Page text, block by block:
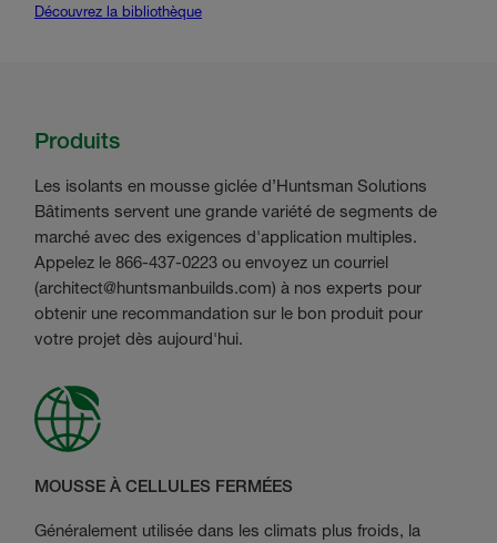
Découvrez la bibliothèque
Produits
Les isolants en mousse giclée d’Huntsman Solutions
Bâtiments servent une grande variété de segments de
marché avec des exigences d'application multiples.
Appelez le 866-437-0223 ou envoyez un courriel
(architect@huntsmanbuilds.com) à nos experts pour
obtenir une recommandation sur le bon produit pour
votre projet dès aujourd'hui.
MOUSSE À CELLULES FERMÉES
Généralement utilisée dans les climats plus froids, la